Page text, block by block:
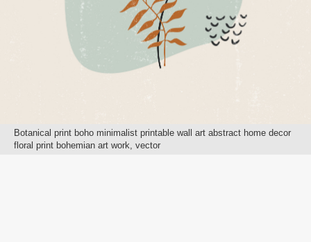
Botanical print boho minimalist printable wall art abstract home decor
floral print bohemian art work, vector